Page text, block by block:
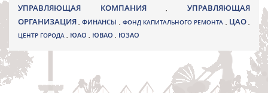
УПРАВЛЯЮЩАЯ КОМПАНИЯ,УПРАВЛЯЮЩАЯ
ОРГАНИЗАЦИЯ,ФИНАНСЫ , ФОНД КАПИТАЛЬНОГО РЕМОНТА , ЦАО,
ЦЕНТР ГОРОДА , ЮАО , ЮВАО , ЮЗАО